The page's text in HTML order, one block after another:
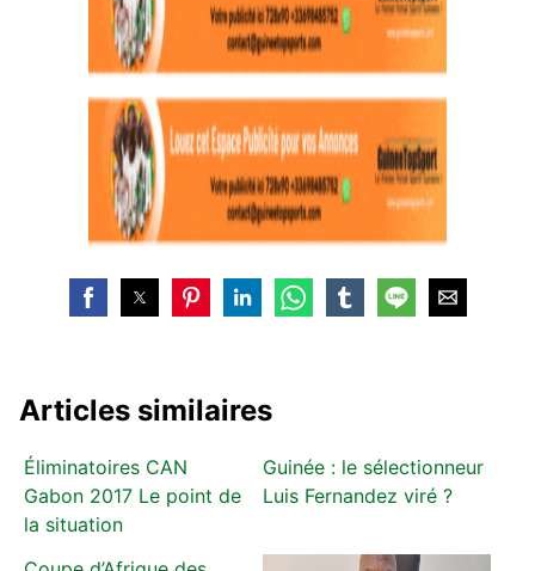
Articles similaires
Éliminatoires CAN
Gabon 2017 Le point de
la situation
Guinée : le sélectionneur
Luis Fernandez viré ?